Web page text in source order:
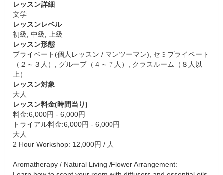
レッスン詳細
文学
レッスンレベル
初級, 中級, 上級
レッスン形態
プライベート(個人レッスン / マンツーマン), セミプライベート
（２～３人）, グループ（４～７人）, クラスルーム（８人以
上）
レッスン対象
大人
レッスン料金(時間当り)
料金:6,000円 - 6,000円
トライアル料金:6,000円 - 6,000円
大人
2 Hour Workshop: 12,000円 / 人
Aromatherapy / Natural Living /Flower Arrangement: